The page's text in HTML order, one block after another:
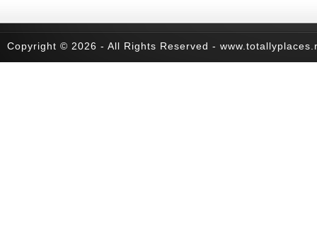
Copyright © 2026 - All Rights Reserved -